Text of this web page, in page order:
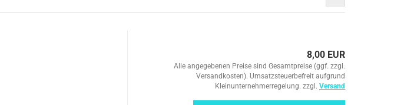
8,00 EUR
Alle angegebenen Preise sind Gesamtpreise (ggf. zzgl.
Versandkosten). Umsatzsteuerbefreit aufgrund
Kleinunternehmerregelung. zzgl. Versand